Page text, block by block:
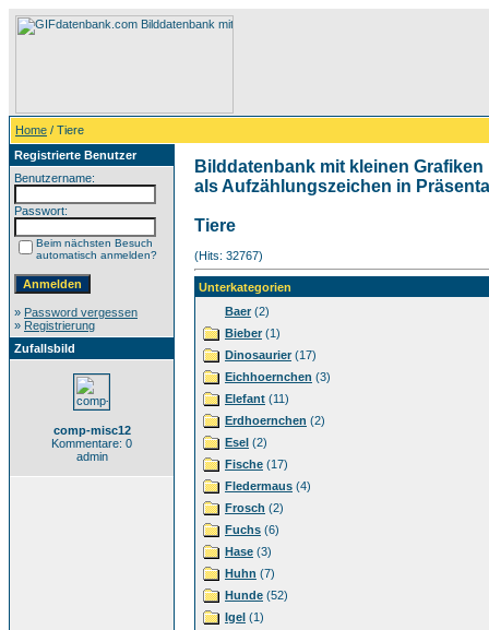
Home / Tiere
Registrierte Benutzer
Benutzername:
Passwort:
Beim nächsten Besuch
automatisch anmelden?
» Password vergessen
» Registrierung
Zufallsbild
comp-misc12
Kommentare: 0
admin
Bilddatenbank mit kleinen
als Aufzählungszeichen in
Tiere
(Hits: 32767)
Unterkategorien
Baer(2)
Bieber(1)
Dinosaurier(17)
Eichhoernchen (3)
Elefant (11)
Erdhoernchen (2)
Esel (2)
Fische (17)
Fledermaus (4)
Frosch (2)
Fuchs (6)
Hase (3)
Huhn (7)
Hunde (52)
Igel (1)